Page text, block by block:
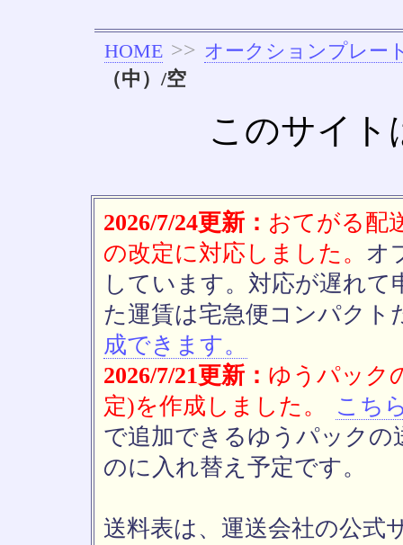
HOME >> オークションプレー
（中）/空
このサイト
2026/7/24更新： おてがる配
の改定に対応しました。 オ
しています。対応が遅れ
た運賃は宅急便コンパクト
成できます。
2026/7/21更新： ゆうパック
定)を作成しました。
こち
で追加できるゆうパックの
のに入れ替え予定です。
送料表は、運送会社の公式